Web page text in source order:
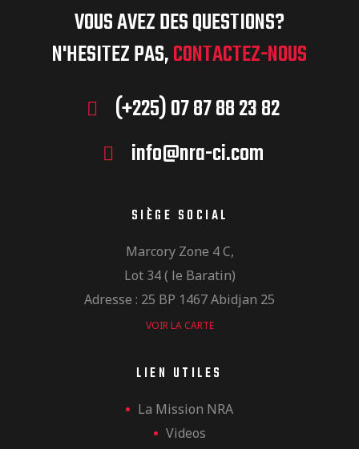
VOUS AVEZ DES QUESTIONS?
N'HESITEZ PAS,CONTACTEZ-NOUS
(+225) 07 87 88 23 82
info@nra-ci.com
SIÈGE SOCIAL
Marcory Zone 4 C,
Lot 34 ( le Baratin)
Adresse : 25 BP 1467 Abidjan 25
VOIR LA CARTE
LIEN UTILES
La Mission NRA
Videos